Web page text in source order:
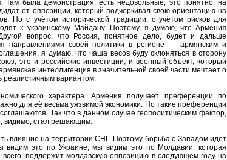
Там была демонстрация, есть недовольные, это понятно, на
от оппозиции, который подчёркивал свою ориентацию на
Но с учётом исторической традиции, с учётом рисков для
к украинскому Майдану. Поэтому, я думаю, что Армения
вопрос, что Россия, понятное дело, будет и дальше
направлениями своей политики в регионе — армянским и
я думаю, что чаша весов буду склоняться в сторону
это и российские инвестиции, и военный объект, который
интеллигенция в значительной своей части мечтает о
реалистичным вариантом.
характера. Армения получает преференции по
для её весьма уязвимой экономики. Но такие преференции
Так что в данном случае геополитическим фактор,
видимо, стал решающим.
влияние на территории СНГ. Поэтому борьба с Западом идёт
видим это по Украине, мы видим это по Молдавии, которая
всего, поддержит молдавскую оппозицию в следующем году на